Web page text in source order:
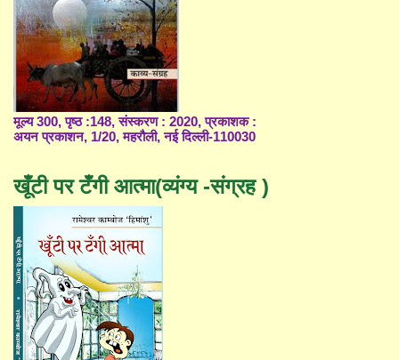
मूल्य 300, पृष्ठ :148, संस्करण : 2020, प्रकाशक :
अयन प्रकाशन, 1/20, महरौली, नई दिल्ली-110030
खूँटी पर टँगी आत्मा(व्यंग्य -संग्रह )